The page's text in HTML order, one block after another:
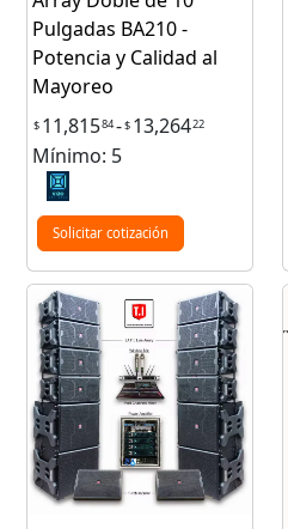
Pulgadas BA210 -
Potencia y Calidad al
Mayoreo
$ 11,81584-$ 13,26422
Mínimo: 5
Solicitar cotización